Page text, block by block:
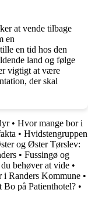
at vende tilbage
en
en tid hos den
land og følge
vigtigt at være
der skal
• Hvor mange bor i
• Hvidstengruppen
og Øster Tørslev:
• Fussingø og
behøver at vide •
i Randers Kommune •
Bo på Patienthotel? •